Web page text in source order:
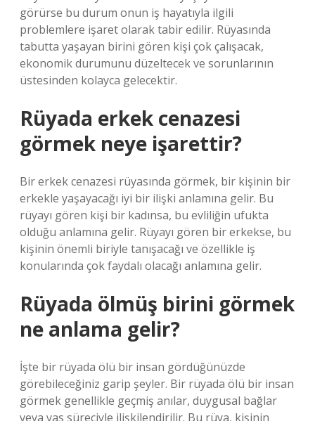
görürse bu durum onun iş hayatıyla ilgili
problemlere işaret olarak tabir edilir. Rüyasında
tabutta yaşayan birini gören kişi çok çalışacak,
ekonomik durumunu düzeltecek ve sorunlarının
üstesinden kolayca gelecektir.
Rüyada erkek cenazesi
görmek neye işarettir?
Bir erkek cenazesi rüyasında görmek, bir kişinin bir
erkekle yaşayacağı iyi bir ilişki anlamına gelir. Bu
rüyayı gören kişi bir kadınsa, bu evliliğin ufukta
olduğu anlamına gelir. Rüyayı gören bir erkekse, bu
kişinin önemli biriyle tanışacağı ve özellikle iş
konularında çok faydalı olacağı anlamına gelir.
Rüyada ölmüş birini görmek
ne anlama gelir?
İşte bir rüyada ölü bir insan gördüğünüzde
görebileceğiniz garip şeyler. Bir rüyada ölü bir insan
görmek genellikle geçmiş anılar, duygusal bağlar
veya yas süreciyle ilişkilendirilir. Bu rüya, kişinin